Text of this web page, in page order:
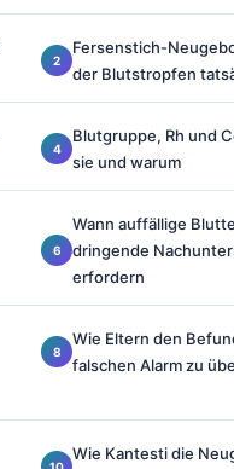
Fersenstich-
der Blutstropfen
Blutgruppe, Rh und
sie und warum
Wann auffällige
dringende
erfordern
Wie Eltern den
falschen Alarm zu
Wie Kantesti die